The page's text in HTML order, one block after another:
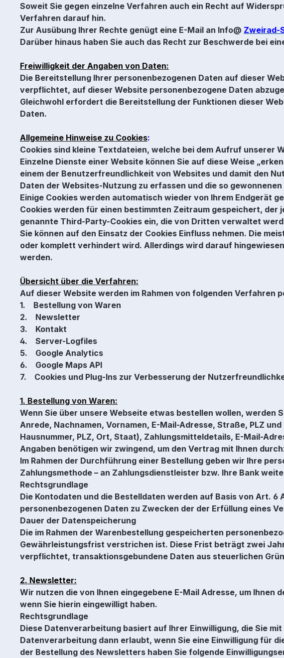
Soweit Sie gegen einzelne Verfahren auch ein Recht auf
Verfahren darauf hin.
Zur Ausübung Ihrer Rechte genügt eine E-Mail an Info@ Zweirad-
Darüber hinaus haben Sie auch das Recht zur Beschwerde bei
Freiwilligkeit der Angaben von Daten:
Die Bereitstellung Ihrer personenbezogenen Daten auf dieser
verpflichtet, auf dieser Website personenbezogene Daten
Gleichwohl erfordert die Bereitstellung der Funktionen dieser
Daten.
Allgemeine Hinweise zu Cookies:
Cookies sind kleine Textdateien, welche bei dem Aufruf unserer
Einzelne Dienste einer Website können Sie auf diese Weise
einem der Benutzerfreundlichkeit von Websites und damit den
Daten der Websites-Nutzung zu erfassen und die so
Einige Cookies werden automatisch wieder von Ihrem Endgerät
Cookies werden für einen bestimmten Zeitraum gespeichert,
genannte Third-Party-Cookies ein, die von Dritten verwaltet
Sie können auf den Einsatz der Cookies Einfluss nehmen. Die
oder komplett verhindert wird. Allerdings wird darauf
werden.
Übersicht über die Verfahren:
Auf dieser Website werden im Rahmen von folgenden Verfahren
1. Bestellung von Waren
2. Newsletter
3. Kontakt
4. Server-Logfiles
5. Google Analytics
6. Google Maps API
7. Cookies und Plug-Ins zur Verbesserung der
1. Bestellung von Waren:
Wenn Sie über unsere Webseite etwas bestellen wollen, werden
Anrede, Nachnamen, Vornamen, E-Mail-Adresse, Straße, PLZ
Hausnummer, PLZ, Ort, Staat), Zahlungsmitteldetails, E-Mail-
Angaben benötigen wir zwingend, um den Vertrag mit Ihnen
Im Rahmen der Durchführung einer Bestellung geben wir Ihre
Zahlungsmethode – an Zahlungsdienstleister bzw. Ihre Bank
Rechtsgrundlage
Die Kontodaten und die Bestelldaten werden auf Basis von Art.
personenbezogenen Daten zu Zwecken der der Erfüllung eines
Dauer der Datenspeicherung
Die im Rahmen der Warenbestellung gespeicherten
Gewährleistungsfrist verstrichen ist. Diese Frist beträgt zwei
verpflichtet, transaktionsgebundene Daten aus steuerlichen
2. Newsletter:
Wir nutzen die von Ihnen eingegebene E-Mail Adresse, um
wenn Sie hierin eingewilligt haben.
Rechtsgrundlage
Diese Datenverarbeitung basiert auf Ihrer Einwilligung, die Sie
Datenverarbeitung dann erlaubt, wenn Sie eine Einwilligung für
der Bestellung des Newsletters haben Sie folgende